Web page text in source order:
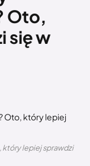
Oto,
się w
który lepiej sprawdzi